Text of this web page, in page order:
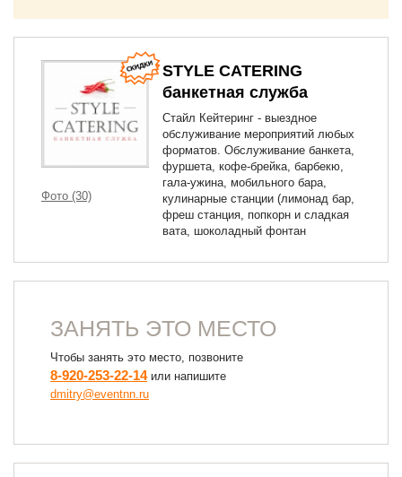
Фото (30)
STYLE CATERING
банкетная служба
Стайл Кейтеринг - выездное
обслуживание мероприятий любых
форматов. Обслуживание банкета,
фуршета, кофе-брейка, барбекю,
гала-ужина, мобильного бара,
кулинарные станции (лимонад бар,
фреш станция, попкорн и сладкая
вата, шоколадный фонтан
ЗАНЯТЬ ЭТО МЕСТО
Чтобы занять это место, позвоните
8-920-253-22-14или напишите
dmitry@eventnn.ru